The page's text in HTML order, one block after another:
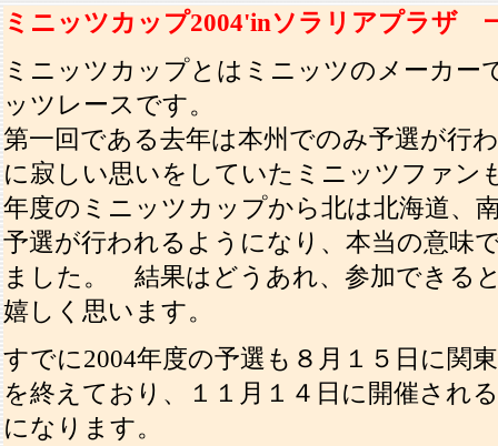
ミニッツカップ2004'inソラリアプラザ
ミニッツカップとはミニッツのメーカー
ッツレースです。
第一回である去年は本州でのみ予選が行
に寂しい思いをしていたミニッツファン
年度のミニッツカップから北は北海道、
予選が行われるようになり、本当の意味
ました。 結果はどうあれ、参加できる
嬉しく思います。
すでに2004年度の予選も８月１５日に関
を終えており、１１月１４日に開催され
になります。